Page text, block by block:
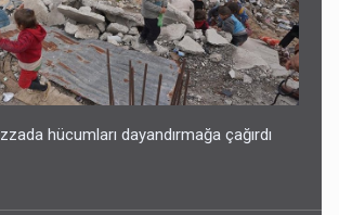
ölkədən qaçdı
hücumları dayandırmağa çağırdı